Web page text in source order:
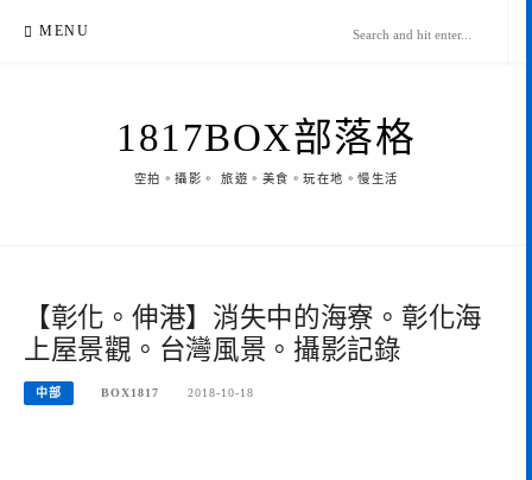
MENU
1817BOX部落格
空拍。攝影。 旅遊。美食。玩在地。慢生活
【彰化。伸港】消失中的海寮。彰化海
上屋景觀。台灣風景。攝影記錄
中部 BOX1817 2018-10-18